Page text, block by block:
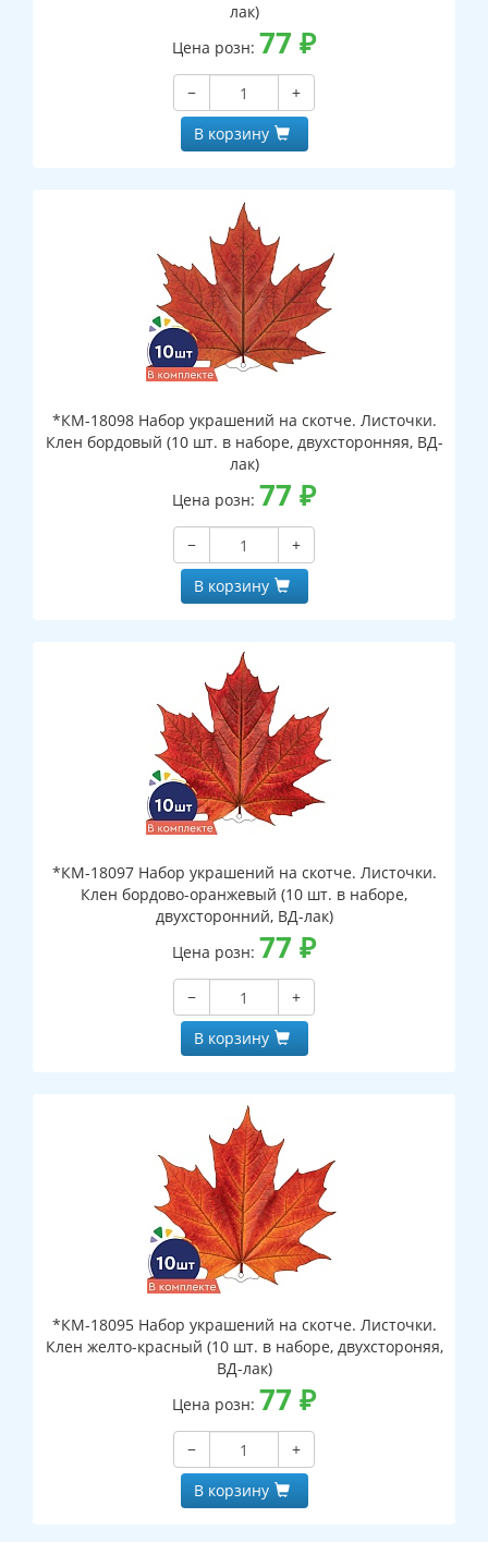
лак)
Цена розн: 77 ₽
−
+
В корзину
*КМ-18098 Набор украшений на скотче. Листочки.
Клен бордовый (10 шт. в наборе, двухсторонняя, ВД-
лак)
Цена розн: 77 ₽
−
+
В корзину
*КМ-18097 Набор украшений на скотче. Листочки.
Клен бордово-оранжевый (10 шт. в наборе,
двухсторонний, ВД-лак)
Цена розн: 77 ₽
−
+
В корзину
*КМ-18095 Набор украшений на скотче. Листочки.
Клен желто-красный (10 шт. в наборе, двухстороняя,
ВД-лак)
Цена розн: 77 ₽
−
+
В корзину